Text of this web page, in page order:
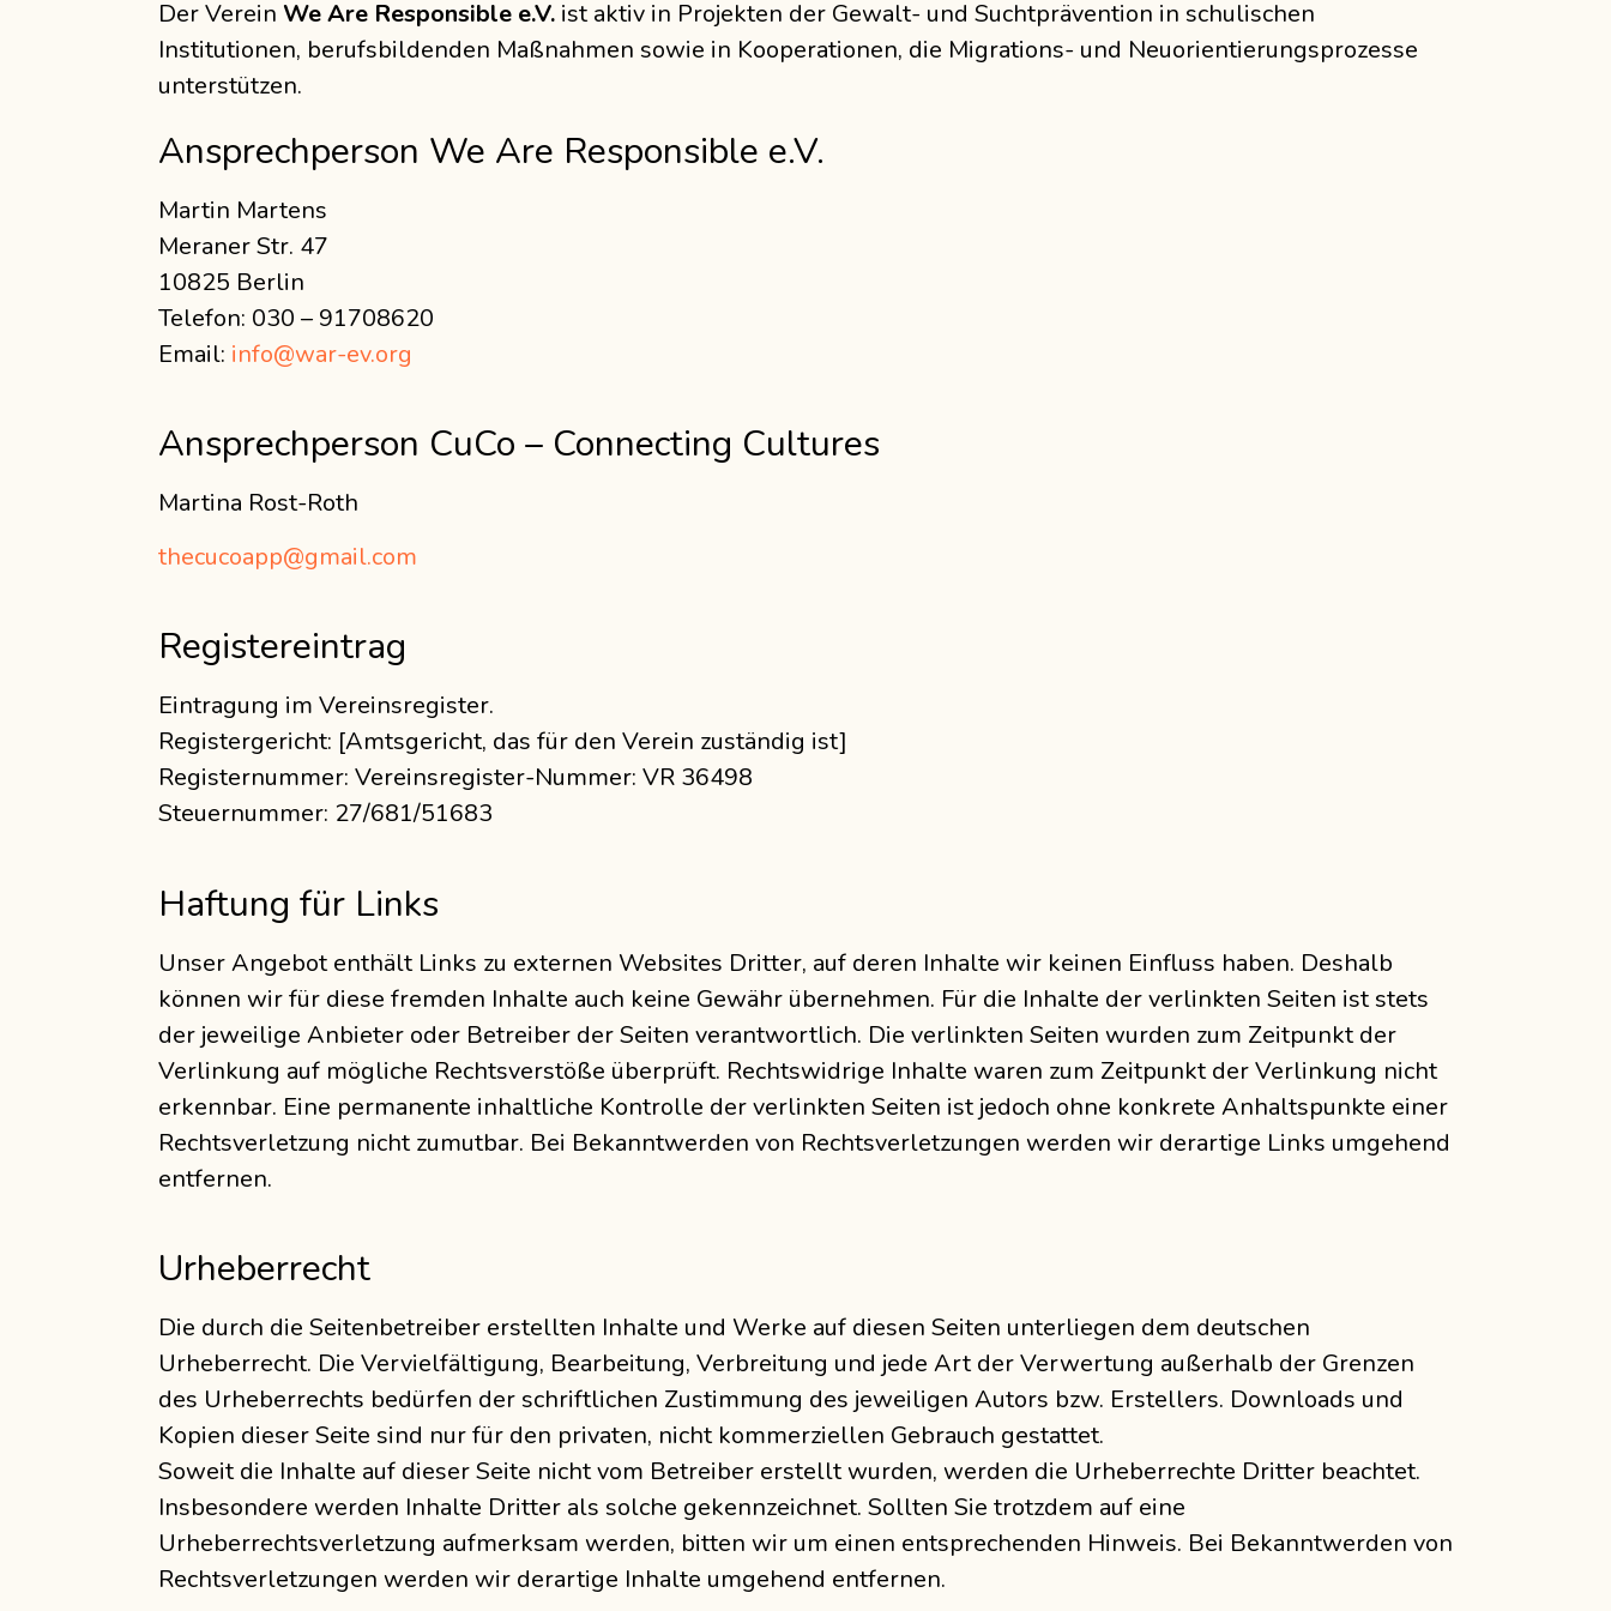
Der Verein We Are Responsible e.V. ist aktiv in Projekten der Gewalt- und Suchtprävention in schulischen
Institutionen, berufsbildenden Maßnahmen sowie in Kooperationen, die Migrations- und Neuorientierungsprozesse
unterstützen.
Ansprechperson We Are Responsible e.V.
Martin Martens
Meraner Str. 47
10825 Berlin
Telefon: 030 – 91708620
Email: info@war-ev.org
Ansprechperson CuCo – Connecting Cultures
Martina Rost-Roth
thecucoapp@gmail.com
Registereintrag
Eintragung im Vereinsregister.
Registergericht: [Amtsgericht, das für den Verein zuständig ist]
Registernummer: Vereinsregister-Nummer: VR 36498
Steuernummer: 27/681/51683
Haftung für Links
Unser Angebot enthält Links zu externen Websites Dritter, auf deren Inhalte wir keinen Einfluss haben. Deshalb
können wir für diese fremden Inhalte auch keine Gewähr übernehmen. Für die Inhalte der verlinkten Seiten ist stets
der jeweilige Anbieter oder Betreiber der Seiten verantwortlich. Die verlinkten Seiten wurden zum Zeitpunkt der
Verlinkung auf mögliche Rechtsverstöße überprüft. Rechtswidrige Inhalte waren zum Zeitpunkt der Verlinkung nicht
erkennbar. Eine permanente inhaltliche Kontrolle der verlinkten Seiten ist jedoch ohne konkrete Anhaltspunkte einer
Rechtsverletzung nicht zumutbar. Bei Bekanntwerden von Rechtsverletzungen werden wir derartige Links umgehend
entfernen.
Urheberrecht
Die durch die Seitenbetreiber erstellten Inhalte und Werke auf diesen Seiten unterliegen dem deutschen
Urheberrecht. Die Vervielfältigung, Bearbeitung, Verbreitung und jede Art der Verwertung außerhalb der Grenzen
des Urheberrechts bedürfen der schriftlichen Zustimmung des jeweiligen Autors bzw. Erstellers. Downloads und
Kopien dieser Seite sind nur für den privaten, nicht kommerziellen Gebrauch gestattet.
Soweit die Inhalte auf dieser Seite nicht vom Betreiber erstellt wurden, werden die Urheberrechte Dritter beachtet.
Insbesondere werden Inhalte Dritter als solche gekennzeichnet. Sollten Sie trotzdem auf eine
Urheberrechtsverletzung aufmerksam werden, bitten wir um einen entsprechenden Hinweis. Bei Bekanntwerden von
Rechtsverletzungen werden wir derartige Inhalte umgehend entfernen.